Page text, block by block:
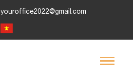
youroffice2022@gmail.com